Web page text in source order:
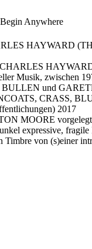
Begin Anywhere
HAYWARD
HAYWARD
Musik, zwischen
und
CRASS,
2017
MOORE
expressive,
Timbre von (s)einer